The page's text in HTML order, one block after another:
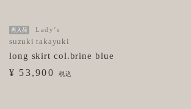
再入荷 Lady’s
suzuki takayuki
long skirt col.brine blue
¥ 53,900 税込